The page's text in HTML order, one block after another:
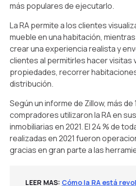
más populares de ejecutarlo.
La RA permite a los clientes
mueble en una habitación,
crear una experiencia realista y
clientes al permitirles hacer visitas
propiedades, recorrer
distribución.
Según un informe de Zillow, más de
compradores utilizaron la RA en
inmobiliarias en 2021. El 24 % de
realizadas en 2021 fueron
gracias en gran parte a las
LEER MAS: Cómo la RA está